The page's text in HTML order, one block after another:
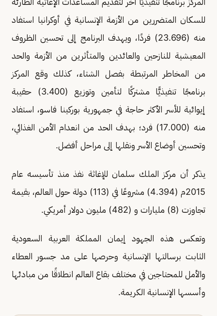
للسكان المتضررين من الأزمة الإنسانية في أوكرانيا استفاد
منه (23.696) فردًا، ويهدف البرنامج إلى تحسين الظروف
المعيشية للنازحين والعائدين والمتأثرين من الأزمة والحد
من المخاطر المرتبطة بفصل الشتاء، كذلك وقع المركز
برنامجًا تنفيذيًّا مشتركًا لتأمين وتوزيع (3.400) حقيبة
إيوائية للأسر الأكثر حاجة في جمهورية بوركينا فاسو، استفاد
منه (17.000) فرد؛ بهدف الحد من انعدام الأمن الغذائي،
وتحسين أوضاع الأسر ونقلها إلى مراحل أفضل.
يذكر أن مركز الملك سلمان للإغاثة نفذ منذ تأسيسه عام
2015م (4.394) مشروعًا في (113) دولة حول العالم، بقيمة
تجاوزت (8) مليارات و (482) مليون دولار أمريكي.
وتعكس هذه الجهود إيمان المملكة العربية السعودية
الثابت برسالتها الإنسانية وحرصها على مد جسور العطاء
والأمل للمحتاجين في مختلف بقاع العالم انطلاقًا من مبادئها
وأسسها الإنسانية الكريمة.